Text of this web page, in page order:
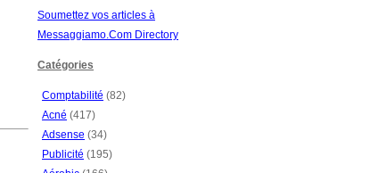
Soumettez vos articles à
Messaggiamo.Com Directory
Catégories
Comptabilité (82)
Acné (417)
Adsense (34)
Publicité (195)